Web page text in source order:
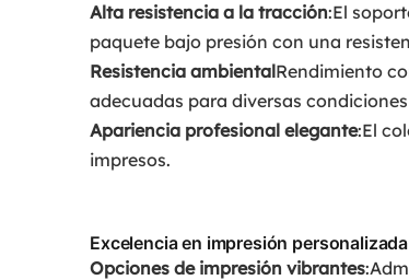
Alta resistencia a la tracción:El
paquete bajo presión con una
Resistencia ambientalRendimiento
adecuadas para diversas
Apariencia profesional elegante:El
impresos.
Excelencia en impresión personalizada
Opciones de impresión vibrantes